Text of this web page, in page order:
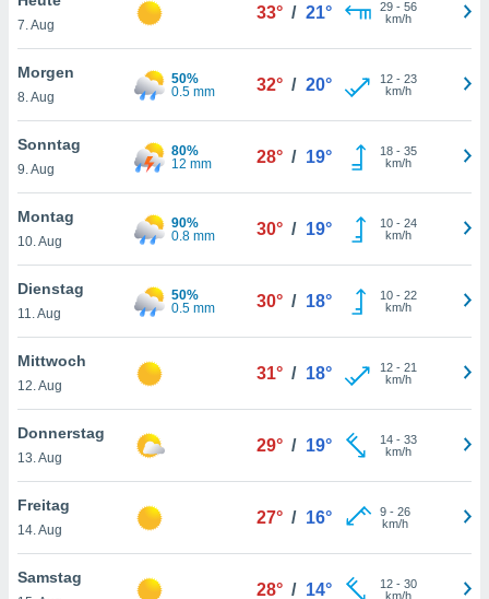
oder
Partner
es uns
das
der
Profil zu
Ihnen
finden
. Sie
jederzeit
Rand
7. Aug
33° / 21° 29- 56
km/h
Morgen
8. Aug
50%
0.5 mm
32° / 20° 12- 23
km/h
Sonntag
9. Aug
80%
12 mm
28° / 19° 18- 35
km/h
Montag
10. Aug
90%
0.8 mm
30° / 19° 10- 24
km/h
Dienstag
11. Aug
50%
0.5 mm
30° / 18° 10- 22
km/h
Mittwoch
12. Aug
31° / 18° 12- 21
km/h
Donnerstag
13. Aug
29° / 19° 14- 33
km/h
Freitag
14. Aug
27° / 16° 9- 26
km/h
Samstag
28° / 14° 12- 30
km/h